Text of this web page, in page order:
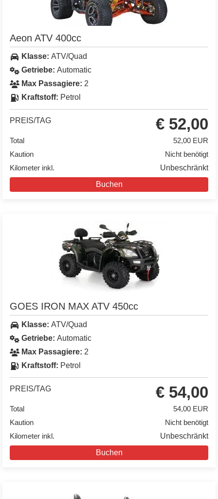
Aeon ATV 400cc
Klasse: ATV/Quad
Getriebe: Automatic
Max Passagiere: 2
Kraftstoff: Petrol
PREIS/TAG € 52,00
Total
52,00 EUR
Kaution
Nicht benötigt
Kilometer inkl.
Unbeschränkt
Buchen
GOES IRON MAX ATV 450cc
Klasse: ATV/Quad
Getriebe: Automatic
Max Passagiere: 2
Kraftstoff: Petrol
PREIS/TAG € 54,00
Total
54,00 EUR
Kaution
Nicht benötigt
Kilometer inkl.
Unbeschränkt
Buchen